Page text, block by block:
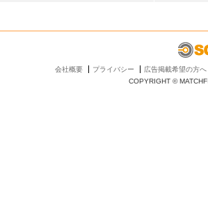
会社概要 プライバシー
広告掲載希望の方へ
COPYRIGHT ©